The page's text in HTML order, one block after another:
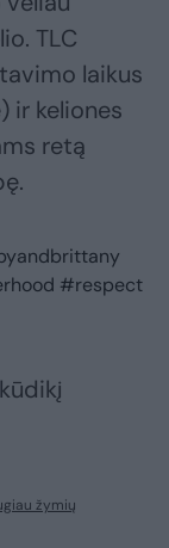
TLC
laikus
ir keliones
retą
#respect
žymių